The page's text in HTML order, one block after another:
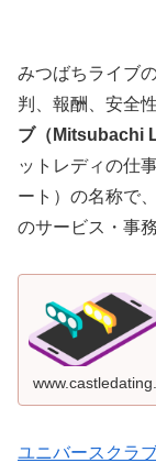
みつばちライブ
判、報酬、安全
ブ（Mitsubachi
ットレディの仕
ート）の名称で
のサービス・事
ユニバースクラ